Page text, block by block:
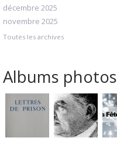
décembre 2025
novembre 2025
Toutes les archives
Albums photos